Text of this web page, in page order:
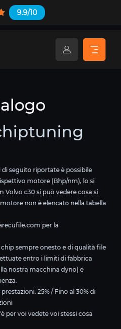
9.9/10
di seguito riportate è possibile
motore (Bhp/nm), lo si
Volvo c30 si può vedere cosa si
non è elencato nella tabella
per la
sempre onesto e di qualità file
entro i limiti di fabbrica
nostra macchina dyno) e
prestazioni. 25% / Fino al 30% di
per voi vedete voi stessi cosa